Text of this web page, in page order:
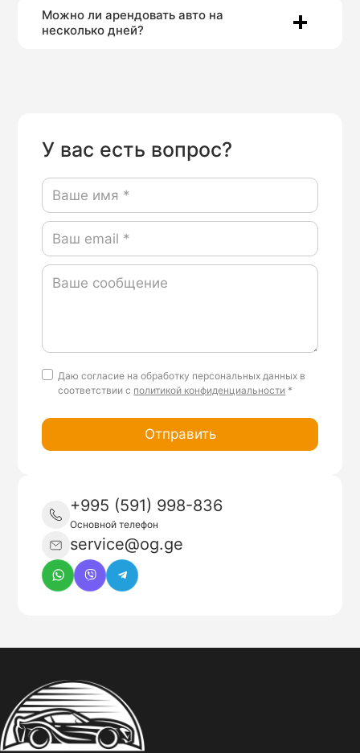
У вас есть вопрос?
Даю согласие на обработку персональных данных в
соответствии с политикой конфиденциальности *
+995 (591) 998-836
Основной телефон
service@og.ge
Можно ли арендовать авто на
несколько дней?